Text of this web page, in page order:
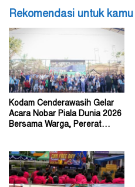
Rekomendasi untuk kamu
Kodam Cenderawasih Gelar
Acara Nobar Piala Dunia 2026
Bersama Warga, Pererat